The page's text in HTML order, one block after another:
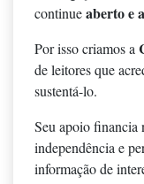
continueaberto e
Por isso criamos a
de leitores que
sustentá-lo.
Seu apoio financia
independência e
informação de